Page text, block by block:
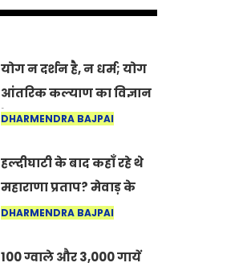
योग न दर्शन है, न धर्म; योग
आंतरिक कल्याण का विज्ञान
है: अंतरराष्ट्रीय योग दिवस
DHARMENDRA BAJPAI
हल्दीघाटी के बाद कहाँ रहे थे
महाराणा प्रताप? मेवाड़ के
इतिहास का वह अनकहा
में जीवित है
DHARMENDRA BAJPAI
100 ग्वाले और 3,000 गायें